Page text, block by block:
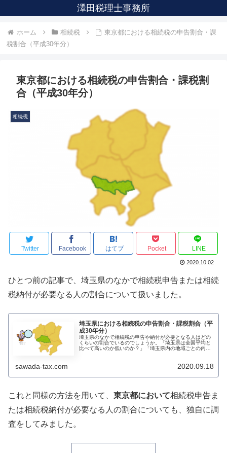
澤田税理士事務所
ホーム 相続税
東京都における相続税の申告割合・課
税割合（平成30年分）
東京都における相続税の申告割合・課税割
合（平成30年分）
相続税
Twitter Facebook はてブ Pocket LINE
2020.10.02
ひとつ前の記事で、埼玉県のなかで相続税申告または相続
税納付が必要なる人の割合について扱いました。
埼玉県における相続税の申告割合・課税割合（平
成30年分）
埼玉県のなかで相続税の申告や納付が必要となる人はどの
くらいの割合でいるのでしょうか。「埼玉県は全国平均と
比べて高いのか低いのか？」「埼玉県内の地域ごとの内訳
sawada-tax.com 2020.09.18
これと同様の方法を用いて、 東京都において相続税申告ま
たは相続税納付が必要なる人の割合についても、独自に調
査をしてみました。